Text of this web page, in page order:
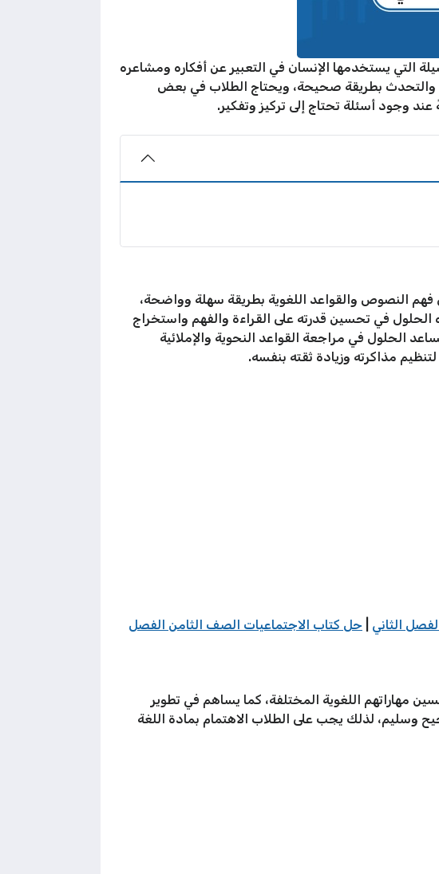
التي يستخدمها الإنسان في التعبير عن أفكاره ومشاعره
والتحدث بطريقة صحيحة، ويحتاج الطلاب في بعض
وجود أسئلة تحتاج إلى تركيز وتفكير.
النصوص والقواعد اللغوية بطريقة سهلة وواضحة،
في تحسين قدرته على القراءة والفهم واستخراج
الحلول في مراجعة القواعد النحوية والإملائية
مذاكرته وزيادة ثقته بنفسه.
الثاني
حل كتاب الاجتماعيات الصف الثامن الفصل
مهاراتهم اللغوية المختلفة، كما يساهم في تطوير
وسليم، لذلك يجب على الطلاب الاهتمام بمادة اللغة